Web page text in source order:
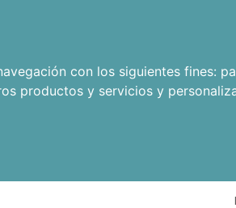
con los siguientes fines:
productos y servicios y